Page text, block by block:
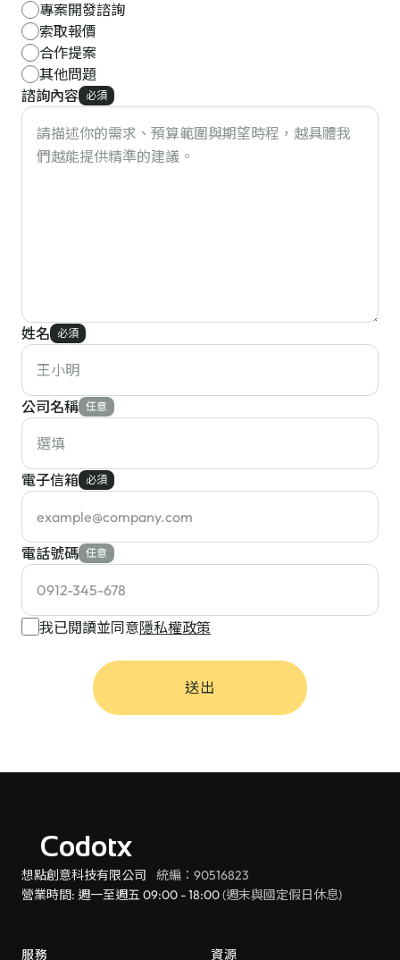
專案開發諮詢
索取報價
合作提案
其他問題
諮詢內容 必須
姓名 必須
公司名稱 任意
電子信箱 必須
電話號碼 任意
我已閱讀並同意隱私權政策
送出
Codotx
想點創意科技有限公司
統編：90516823
營業時間: 週一至週五 09:00 - 18:00(週末與國定假日休息)
服務 資源